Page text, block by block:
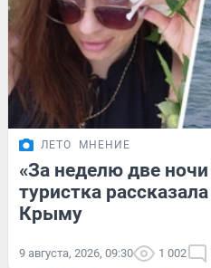
ЛЕТО МНЕНИЕ
«За неделю две
туристка
Крыму
9 августа, 2026, 09:30 1 002